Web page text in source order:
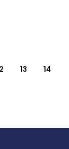
13
14